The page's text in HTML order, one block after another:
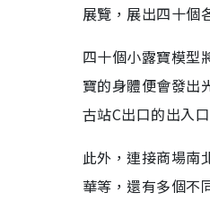
展覽，展出四十個
四十個小露寶模型
寶的身體便會發出
古站C出口的出入口
此外，連接商場南
華等，還有多個不